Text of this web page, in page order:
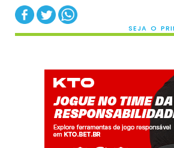
SEJA O